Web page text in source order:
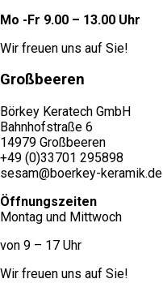
Mo -Fr 9.00 – 13.00 Uhr
Wir freuen uns auf Sie!
Großbeeren
Börkey Keratech GmbH
Bahnhofstraße 6
14979 Großbeeren
+49 (0)33701 295898
sesam@boerkey-keramik.de
Öffnungszeiten
Montag und Mittwoch
von 9 – 17 Uhr
Wir freuen uns auf Sie!